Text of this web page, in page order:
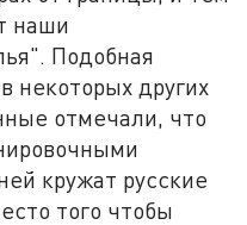
наши
Подобная
некоторых других
отмечали, что
кружат русские
того чтобы